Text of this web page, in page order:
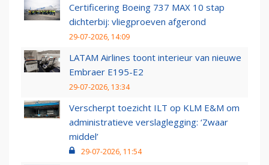
Certificering Boeing 737 MAX 10 stap
dichterbij: vliegproeven afgerond
29-07-2026, 14:09
LATAM Airlines toont interieur van nieuwe
Embraer E195-E2
29-07-2026, 13:34
Verscherpt toezicht ILT op KLM E&M om
administratieve verslaglegging: ‘Zwaar
middel’
29-07-2026, 11:54